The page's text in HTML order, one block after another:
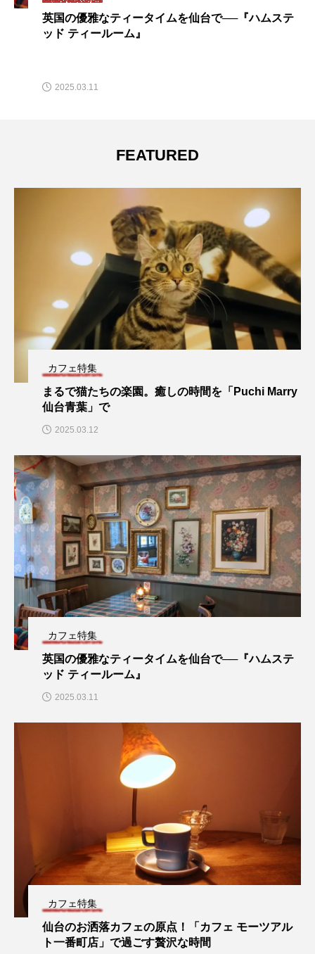
英国の優雅なティータイムを仙台で──『ハムステ
ッド ティールーム』
2025.03.11
FEATURED
カフェ特集
まるで猫たちの楽園。癒しの時間を「Puchi Marry
仙台青葉」で
2025.03.12
カフェ特集
英国の優雅なティータイムを仙台で──『ハムステ
ッド ティールーム』
2025.03.11
カフェ特集
仙台のお洒落カフェの原点！「カフェ モーツアル
ト一番町店」で過ごす贅沢な時間